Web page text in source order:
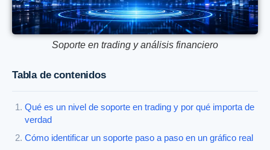
Soporte en trading y análisis financiero
Tabla de contenidos
Qué es un nivel de soporte en trading y por qué importa de
verdad
Cómo identificar un soporte paso a paso en un gráfico real